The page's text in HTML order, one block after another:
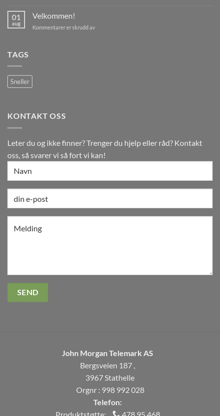
01
aug
Velkommen!
Kommentarer er skrudd avfor
TAGS
Sneller
KONTAKT OSS
Leter du og ikke finner? Trenger du hjelp eller råd? Kontakt
oss, så svarer vi så fort vi kan!
John Morgan Telemark AS
Bergsveien 187 ,
3967 Stathelle
Orgnr : 998 992 028
Telefon: